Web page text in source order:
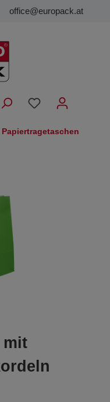
office@europack.at
Papiertragetaschen
mit